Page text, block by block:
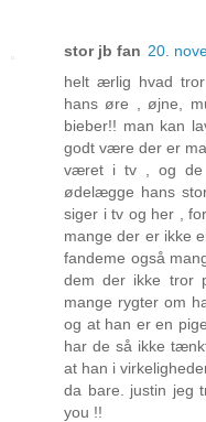
stor jb fan 20.
helt ærlig hvad
hans øre , øjne,
bieber!! man kan
godt være der er
været i tv , og de
ødelægge hans
siger i tv og her ,
mange der er ikke
fandeme også
dem der ikke tror
mange rygter om
og at han er en
har de så ikke
at han i
da bare. justin jeg
you !!